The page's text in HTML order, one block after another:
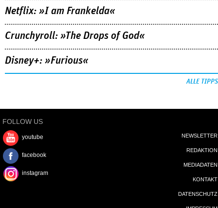
Netflix: »I am Frankelda«
Crunchyroll: »The Drops of God«
Disney+: »Furious«
ALLE TIPPS
FOLLOW US
youtube
facebook
instagram
NEWSLETTER
REDAKTION
MEDIADATEN
KONTAKT
DATENSCHUTZ